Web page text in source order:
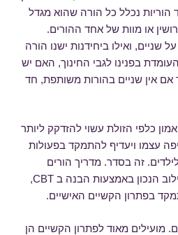
נכלל כל הורה שהוא מגדל
או מוות של אחד ההורים.
ואילו ביחידנות ישנו הורה
בפנינו לגבי החינוך, האם יש
אין שניים בהורות משותפת, חד
כלפי הזולת עשוי להזדקק ליותר
עצמו ויעדיף להתמקד בפעולות
זה בסדר. מדריך הורים
מוסמך יכול למצוא את השילוב הנכון באמצעות הבנה ב CBT,
בפתרון הקשיים האישיים.
מאוד לפתרון הקשיים הן